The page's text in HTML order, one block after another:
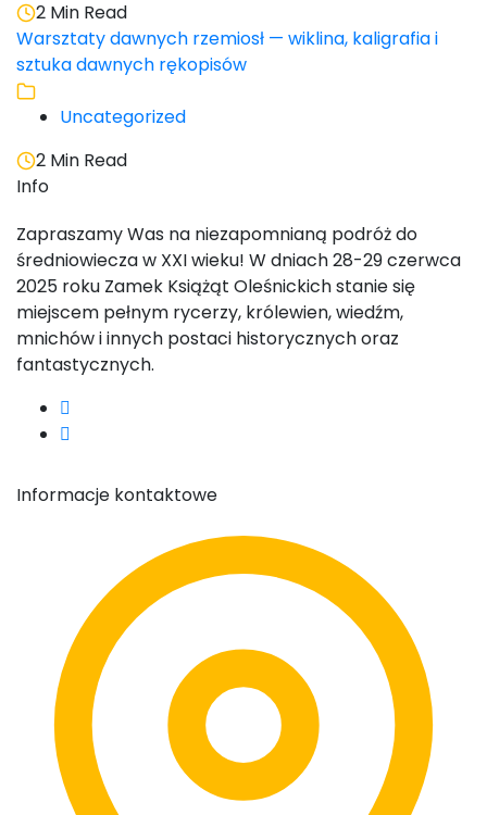
2 Min Read
Warsztaty dawnych rzemiosł — wiklina, kaligrafia i
sztuka dawnych rękopisów
Uncategorized
2 Min Read
Info
Zapraszamy Was na niezapomnianą podróż do
średniowiecza w XXI wieku! W dniach 28-29 czerwca
2025 roku Zamek Książąt Oleśnickich stanie się
miejscem pełnym rycerzy, królewien, wiedźm,
mnichów i innych postaci historycznych oraz
fantastycznych.
Informacje kontaktowe